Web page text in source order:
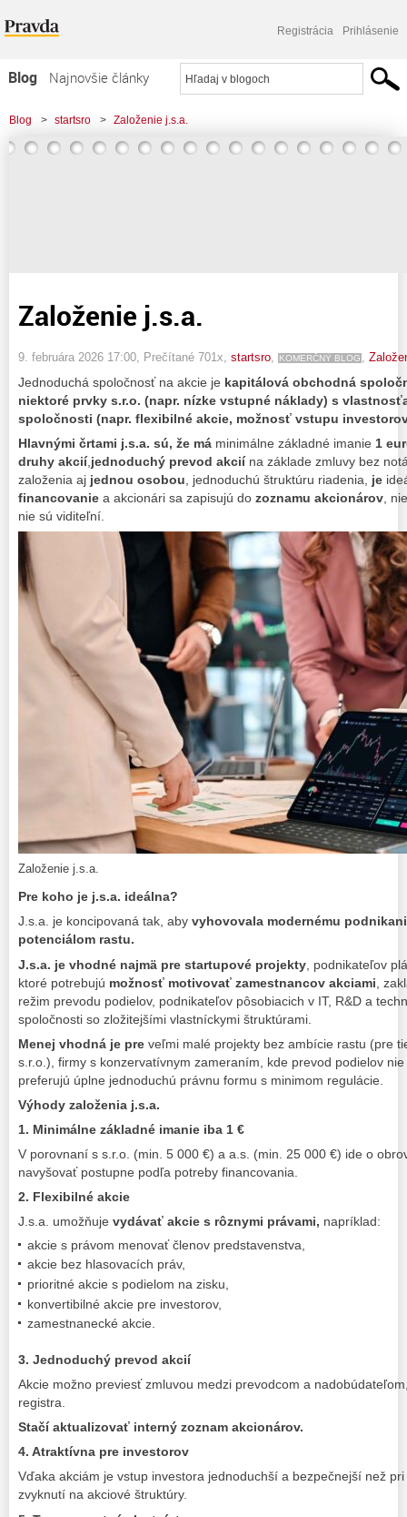
Registrácia Prihlásenie
Blog
Najnovšie články
Najčítanejšie články
Najkomentovanejšie články
Blog > startsro > Založenie j.s.a.
Založenie j.s.a.
9. februára 2026 17:00 , Prečítané 701x, startsro KOMERČNÝ BLOG
Jednoduchá spoločnosť na akcie je kapitálová obchodná
niektoré prvky s.r.o. (napr. nízke vstupné náklady) s
spoločnosti (napr. flexibilné akcie, možnosť vstupu
Hlavnými črtami j.s.a. sú, že má minimálne základné imanie 1
druhy akcií, jednoduchý prevod akciína základe zmluvy bez
založenia aj jednou osobou jednoduchú štruktúru riadenia, je
financovanie a akcionári sa zapisujú do zoznamu akcionárov ,
nie sú viditeľní.
Založenie j.s.a.
Pre koho je j.s.a. ideálna?
J.s.a. je koncipovaná tak, aby vyhovovala modernému
potenciálom rastu.
J.s.a. je vhodné najmä pre startupové projekty podnikateľov
ktoré potrebujú možnosť motivovať zamestnancov akciami
režim prevodu podielov, podnikateľov pôsobiacich v IT, R&D a
spoločnosti so zložitejšími vlastníckymi štruktúrami.
Menej vhodná je pre veľmi malé projekty bez ambície rastu (pre
s.r.o.), firmy s konzervatívnym zameraním, kde prevod podielov
preferujú úplne jednoduchú právnu formu s minimom regulácie.
Výhody založenia j.s.a.
1. Minimálne základné imanie iba 1 €
V porovnaní s s.r.o. (min. 5 000 €) a a.s. (min. 25 000 €) ide o
navyšovať postupne podľa potreby financovania.
2. Flexibilné akcie
J.s.a. umožňuje vydávať akcie s rôznymi právami, napríklad:
akcie s právom menovať členov predstavenstva,
akcie bez hlasovacích práv,
prioritné akcie s podielom na zisku,
konvertibilné akcie pre investorov,
zamestnanecké akcie.
3. Jednoduchý prevod akcií
Akcie možno previesť zmluvou medzi prevodcom a
registra.
Stačí aktualizovať interný zoznam akcionárov.
4. Atraktívna pre investorov
Vďaka akciám je vstup investora jednoduchší a bezpečnejší než
zvyknutí na akciové štruktúry.